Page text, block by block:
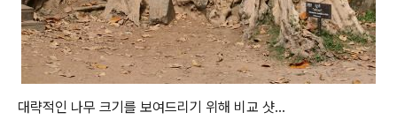
대략적인 나무 크기를 보여드리기 위해 비교 샷...